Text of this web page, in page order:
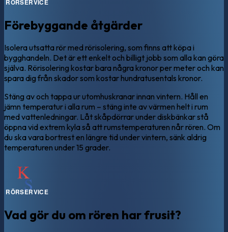
Förebyggande åtgärder
Isolera utsatta rör med rörisolering, som finns att köpa i
bygghandeln. Det är ett enkelt och billigt jobb som alla kan göra
själva. Rörisolering kostar bara några kronor per meter och kan
spara dig från skador som kostar hundratusentals kronor.
Stäng av och tappa ur utomhuskranar innan vintern. Håll en
jämn temperatur i alla rum – stäng inte av värmen helt i rum
med vattenledningar. Låt skåpdörrar under diskbänkar stå
öppna vid extrem kyla så att rumstemperaturen når rören. Om
du ska vara bortrest en längre tid under vintern, sänk aldrig
temperaturen under 15 grader.
Vad gör du om rören har frusit?